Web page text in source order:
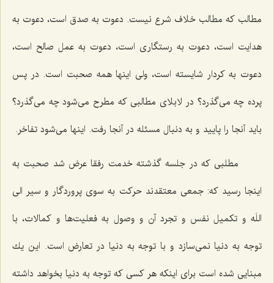
مطالب كه مطالب خلاف شرع نیست. دعوت به صدق است، دعوت به
هدایت است، دعوت به رستگاری است، دعوت به عمل صالح است،
دعوت به كردار شایسته است، ولی اینها همه صحبت است. در پس
پرده چه می‌گذرد؟ در لابلای مطالبی كه مطرح می‌شود چه می‌گذرد؟
باید آنجا را پایید و به دنبال مسئله در آنجا رفت. اینها می‌شود تفاخر.
مطلبی كه در جلسه گذشته خدمت رفقا عرض شد صحبت به
اینجا رسید كه: جمعی معتقدند حركت به سوی پروردگار و سیر الی
اللَه و تكمیل نفس و تجرد آن و وصول به فعلیت‌ها و كمالات، با
توجه به دنیا نمی‌سازد و با توجه به دنیا در تعارض است. این یك
مبنایی شده است برای اینكه هر كسی كه توجه به دنیا بخواهد داشته